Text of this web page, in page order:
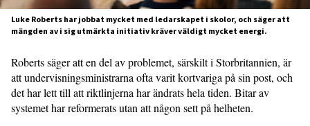
Luke Roberts har jobbat mycket med ledarskapet i skolor, och säger att
mängden av i sig utmärkta initiativ kräver väldigt mycket energi.
Roberts säger att en del av problemet, särskilt i Storbritannien, är
att undervis­ningsministrarna ofta varit kortvariga på sin post, och
det har lett till att riktlinjerna har ändrats hela tiden. Bitar av
systemet har reformerats utan att någon sett på helheten.